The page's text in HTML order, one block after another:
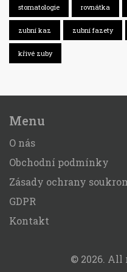
stomatologie rovnátka
zubní kaz zubní fazety
křivé zuby
Menu
O nás
Obchodní podmínky
Zásady ochrany
GDPR
Kontakt
© 2026. All